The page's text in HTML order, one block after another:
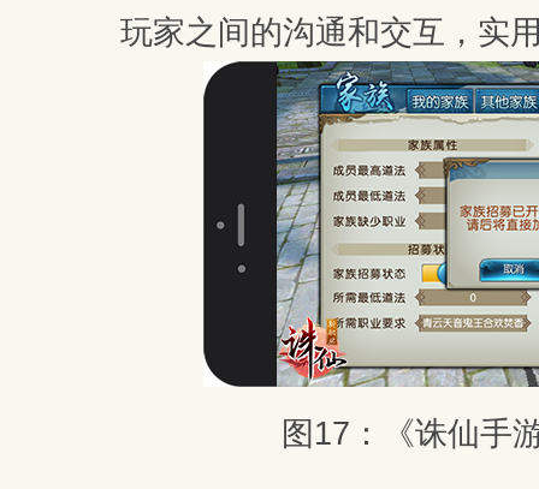
玩家之间的沟通和交互，实
图17：《诛仙手